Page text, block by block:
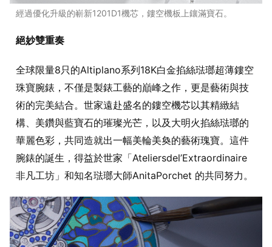
經過優化升級的嶄新1201D1機芯，鏤空機板上鑲滿寶石。
絕妙雙重奏
全球限量8只的Altiplano系列18K白金掐絲琺瑯超薄鏤空
珠寶腕錶，不僅是製錶工藝的巔峰之作，更是藝術與技
術的完美結合。世家遠赴盛名的鏤空機芯以其精緻結
構、美鑽與藍寶石的璀璨光芒，以及大明火掐絲琺瑯的
華麗色彩，共同造就出一幅美輪美奐的藝術瑰寶。這件
腕錶的誕生，得益於世家「Ateliersdel’Extraordinaire
非凡工坊」和知名琺瑯大師AnitaPorchet 的共同努力。